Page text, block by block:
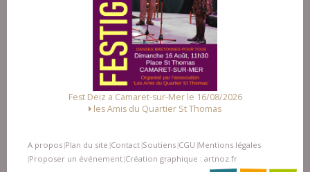
Fest Deiz a Camaret-sur-Mer le 16/08/2026
les Amis du Quartier St Thomas
A propos Plan du site Contact Soutiens CGU Mentions légales
Proposer un événement Création graphique : artnoz.fr